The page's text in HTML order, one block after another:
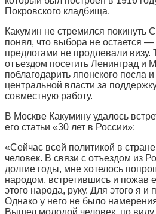
Покровского кладбища.
Какумин не стремился покинуть
понял, что выбора не остается
предлогами не продлевали визу.
отъездом посетить Ленинград и
поблагодарить японского посла
центральной власти за
совместную работу.
В Москве Какумину удалось
его статьи «30 лет в России»:
«Сейчас всей политикой в стране
человек. В связи с отъездом из
долгие годы, мне хотелось
народом, встретившись и пожав
этого народа, руку. Для этого я и
Однако у него не было
Вышел молодой человек, по виду